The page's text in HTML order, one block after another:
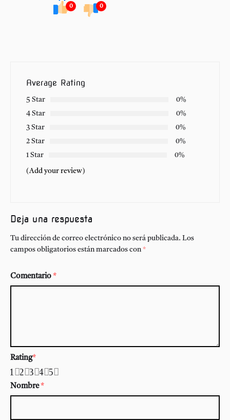
0 0
Average Rating
5 Star
0%
4 Star
0%
3 Star
0%
2 Star
0%
1 Star
0%
(Add your review)
Deja una respuesta
Tu dirección de correo electrónico no será publicada. Los
campos obligatorios están marcados con *
Comentario *
Rating*
5
4
3
2
1
Nombre*